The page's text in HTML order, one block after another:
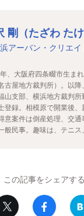
剛（たざわ たけ
アーバン・クリエ
、大阪府四条畷市生ま
古屋地方裁判所）。以
山支部、横浜地方裁判
登録。相模原で開業後
意案件は倒産処理、交
般民事。趣味は、テニス
この記事をシェアする